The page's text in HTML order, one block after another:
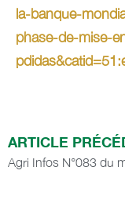
la-banque-
phase-de-mise-
ARTICLE